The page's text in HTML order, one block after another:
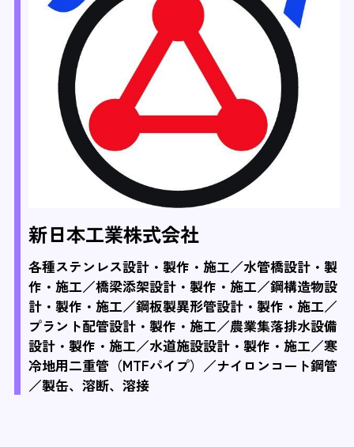
新日本工業株式会社
各種ステンレス設計・製作・施工／水管橋設計・製
作・施工／橋梁添架設計・製作・施工／鋼構造物設
計・製作・施工／鋼板製異形管設計・製作・施工／
プラント配管設計・製作・施工／農業集落排水設備
設計・製作・施工／水道施設設計・製作・施工／寒
冷地用二重管（MTFパイプ）／ナイロンコート鋼管
／製缶、溶断、溶接